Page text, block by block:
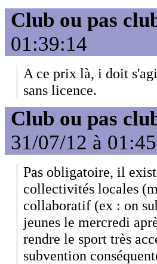
Club ou pas
01:39:14
A ce prix là, i doit
sans licence.
Club ou pas
31/07/12 à
Pas obligatoire, il
collectivités locales
collaboratif (ex : on
jeunes le mercredi
rendre le sport très
subvention